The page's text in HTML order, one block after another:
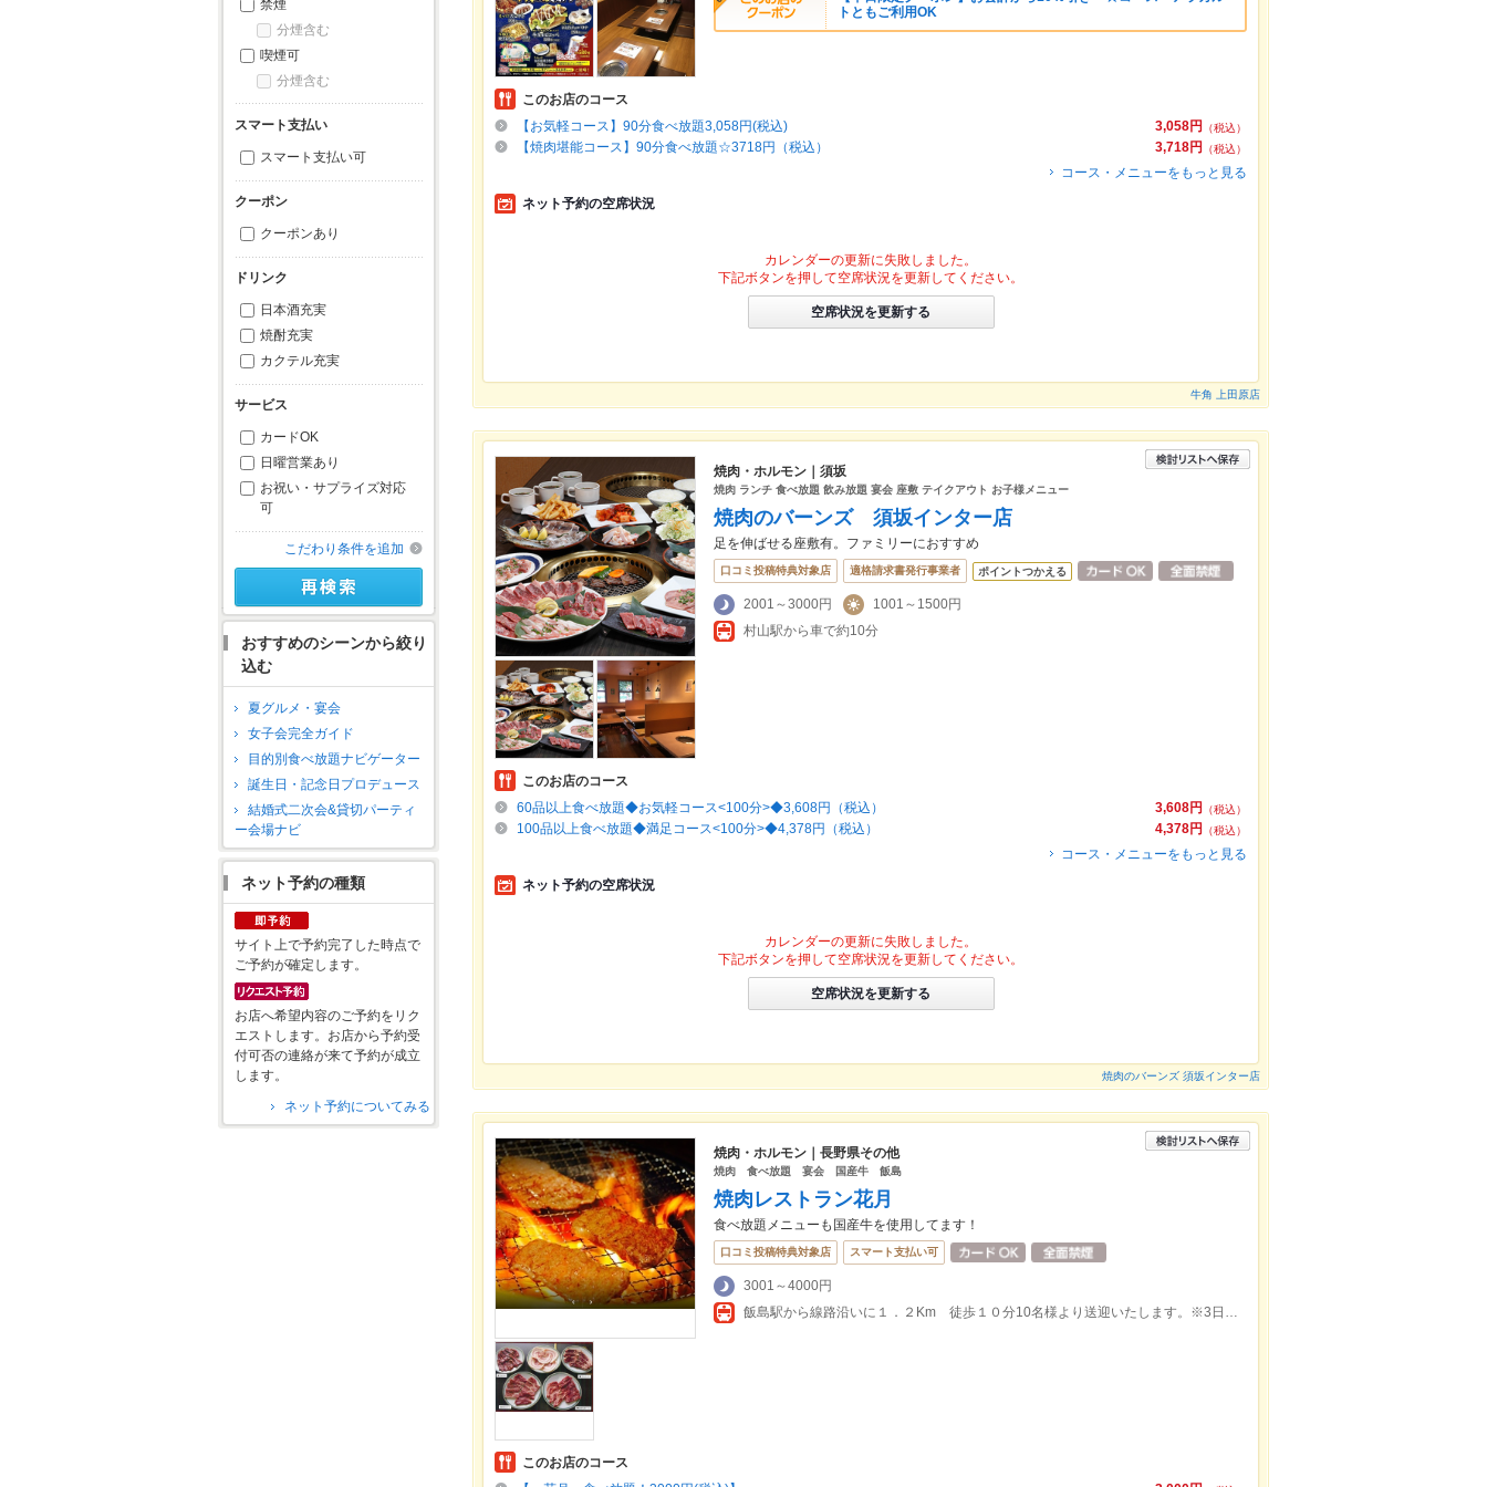
禁煙
分煙含む
喫煙可
分煙含む
スマート支払い
スマート支払い可
クーポン
クーポンあり
ドリンク
日本酒充実
焼酎充実
カクテル充実
サービス
カードOK
日曜営業あり
お祝い・サプライズ対応
可
こだわり条件を追加
おすすめのシーンから絞り
込む
夏グルメ・宴会
女子会完全ガイド
目的別食べ放題ナビゲーター
誕生日・記念日プロデュース
結婚式二次会&貸切パーティ
ー会場ナビ
ネット予約の種類
サイト上で予約完了した時点で
ご予約が確定します。
お店へ希望内容のご予約をリク
エストします。お店から予約受
付可否の連絡が来て予約が成立
します。
ネット予約についてみる
トともご利用OK
このお店のコース
3,058円
（税込）
【お気軽コース】90分食べ放題3,058円(税込)
3,718円
（税込）
【焼肉堪能コース】90分食べ放題☆3718円（税込）
コース・メニューをもっと見る
ネット予約の空席状況
カレンダーの更新に失敗しました。
下記ボタンを押して空席状況を更新してください。
空席状況を更新する
牛角 上田原店
焼肉・ホルモン｜須坂
焼肉 ランチ 食べ放題 飲み放題 宴会 座敷 テイクアウト お子様メニュー
焼肉のバーンズ 須坂インター店
足を伸ばせる座敷有。ファミリーにおすすめ
口コミ投稿特典対象店 適格請求書発行事業者 ポイントつかえる
2001～3000円
1001～1500円
村山駅から車で約10分
このお店のコース
3,608円
（税込）
60品以上食べ放題◆お気軽コース<100分>◆3,608円（税込）
4,378円
（税込）
100品以上食べ放題◆満足コース<100分>◆4,378円（税込）
コース・メニューをもっと見る
ネット予約の空席状況
カレンダーの更新に失敗しました。
下記ボタンを押して空席状況を更新してください。
空席状況を更新する
焼肉のバーンズ 須坂インター店
焼肉・ホルモン｜長野県その他
焼肉 食べ放題 宴会 国産牛 飯島
焼肉レストラン花月
食べ放題メニューも国産牛を使用してます！
口コミ投稿特典対象店 スマート支払い可
3001～4000円
飯島駅から線路沿いに１．２Km 徒歩１０分10名様より送迎いたします。※3日前までにお申し込みください。
このお店のコース